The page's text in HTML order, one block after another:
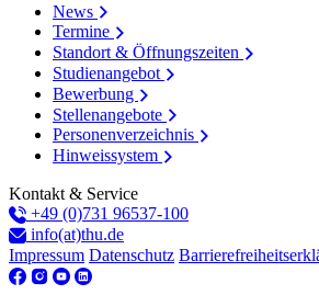
News
Termine
Standort & Öffnungszeiten
Studienangebot
Bewerbung
Stellenangebote
Personenverzeichnis
Hinweissystem
Kontakt & Service
+49 (0)731 96537-100
info(at)thu.de
Impressum Datenschutz